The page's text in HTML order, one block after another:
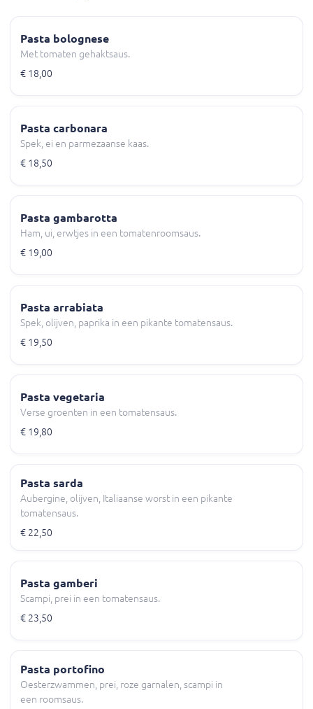
Pasta bolognese
Met tomaten gehaktsaus.
€ 18,00
Pasta carbonara
Spek, ei en parmezaanse kaas.
€ 18,50
Pasta gambarotta
Ham, ui, erwtjes in een tomatenroomsaus.
€ 19,00
Pasta arrabiata
Spek, olijven, paprika in een pikante tomatensaus.
€ 19,50
Pasta vegetaria
Verse groenten in een tomatensaus.
€ 19,80
Pasta sarda
Aubergine, olijven, Italiaanse worst in een pikante
tomatensaus.
€ 22,50
Pasta gamberi
Scampi, prei in een tomatensaus.
€ 23,50
Pasta portofino
Oesterzwammen, prei, roze garnalen, scampi in
een roomsaus.